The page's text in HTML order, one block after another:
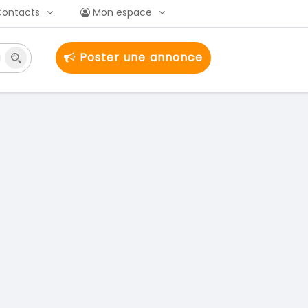
Mon espace
Poster une annonce